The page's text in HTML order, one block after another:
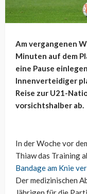
Am vergangenen
Minuten auf dem
eine Pause
Innenverteidiger
Reise zur U21-
vorsichtshalber ab.
In der Woche vor
Thiaw das Training
Bandage am Knie
Der medizinischen